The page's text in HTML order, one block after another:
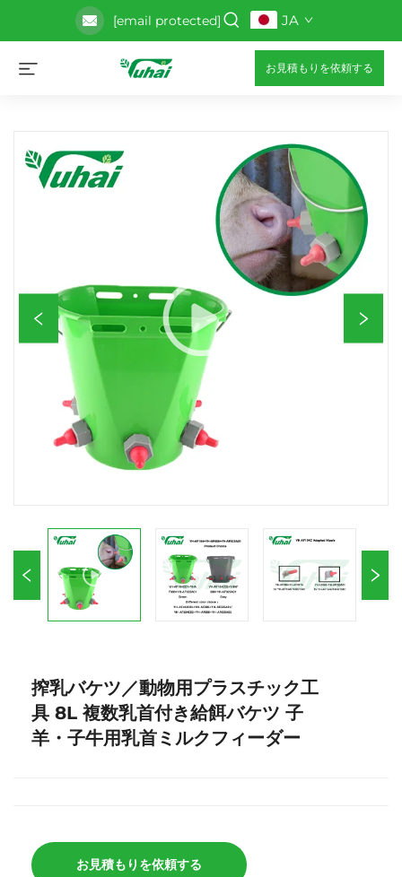
[email protected] JA
お見積もりを依頼する
搾乳バケツ／動物用プラスチック工
具 8L 複数乳首付き給餌バケツ 子
羊・子牛用乳首ミルクフィーダー
お見積もりを依頼する